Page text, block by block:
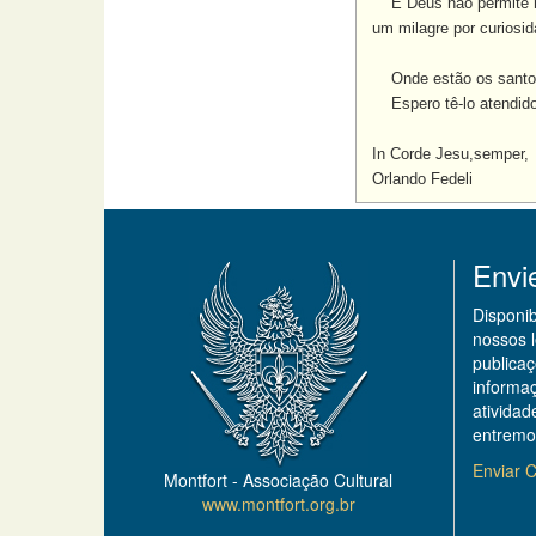
um milagre por
Onde estão os
Espero tê-lo
In Corde Jesu,semper,
Orlando Fedeli
Montfort - Associação Cultural
www.montfort.org.br
nossos
Enviar